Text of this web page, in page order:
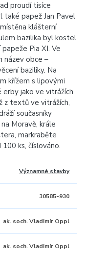
proudí tisíce
také papež Jan Pavel
klášterní
bazilika byl kostel
Pia XI. Ve
název obce –
baziliky. Na
křížem s lipovými
jako ve vitrážích
z textů ve vitrážích,
současníky
Moravě, krále
markraběte
ks, číslováno.
Významné stavby
30585-930
ak. soch. Vladimír Oppl
ak. soch. Vladimír Oppl